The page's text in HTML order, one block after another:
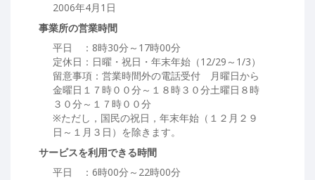
2006年4月1日
事業所の営業時間
平日 ：8時30分～17時00分
定休日：日曜・祝日・年末年始（12/29～1/3）
留意事項：営業時間外の電話受付 月曜日から
金曜日１７時００分～１８時３０分土曜日８時
３０分～１７時００分
※ただし，国民の祝日，年末年始（１２月２９
日～１月３日）を除きます。
サービスを利用できる時間
平日 ：6時00分～22時00分